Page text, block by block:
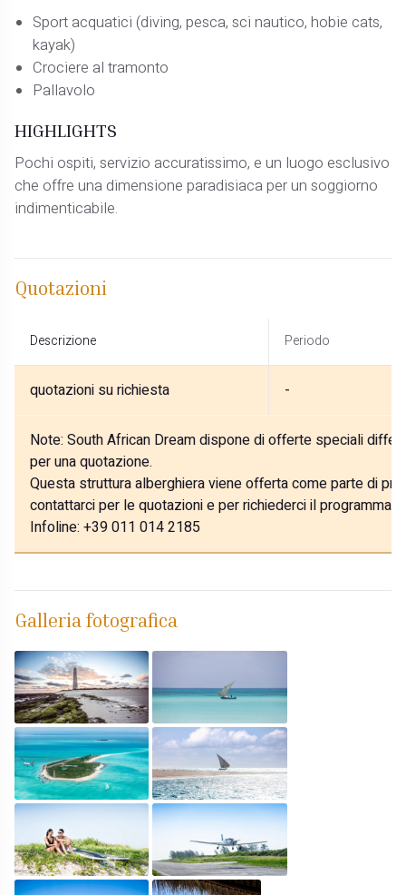
Sport acquatici (diving, pesca, sci nautico, hobie cats,
kayak)
Crociere al tramonto
Pallavolo
HIGHLIGHTS
Pochi ospiti, servizio accuratissimo, e un luogo esclusivo
che offre una dimensione paradisiaca per un soggiorno
indimenticabile.
Quotazioni
Descrizione Periodo
quotazioni su richiesta -
Note: South African Dream dispone di offerte speciali
per una quotazione.
Questa struttura alberghiera viene offerta come parte di
contattarci per le quotazioni e per richiederci il programma
Infoline: +39 011 014 2185
Galleria fotografica